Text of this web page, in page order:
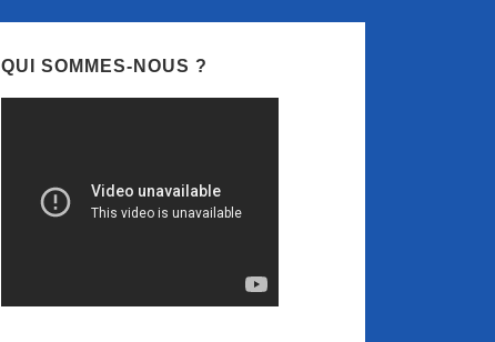
QUI SOMMES-NOUS ?